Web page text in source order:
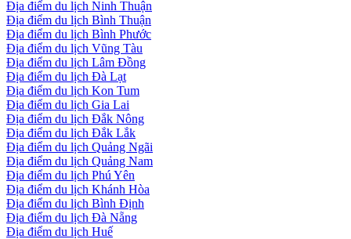
Địa điểm du lịch Ninh Thuận
Địa điểm du lịch Bình Thuận
Địa điểm du lịch Bình Phước
Địa điểm du lịch Vũng Tàu
Địa điểm du lịch Lâm Đồng
Địa điểm du lịch Đà Lạt
Địa điểm du lịch Kon Tum
Địa điểm du lịch Gia Lai
Địa điểm du lịch Đắk Nông
Địa điểm du lịch Đắk Lắk
Địa điểm du lịch Quảng Ngãi
Địa điểm du lịch Quảng Nam
Địa điểm du lịch Phú Yên
Địa điểm du lịch Khánh Hòa
Địa điểm du lịch Bình Định
Địa điểm du lịch Đà Nẵng
Địa điểm du lịch Huế